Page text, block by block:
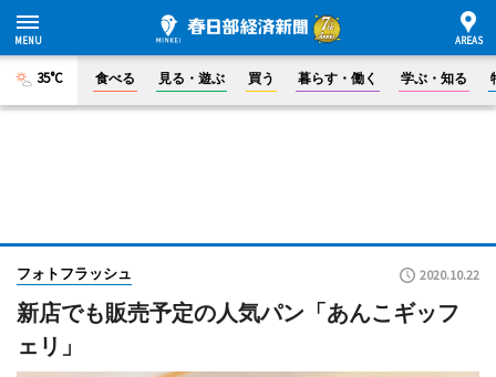
35°C 食べる 見る・遊ぶ 買う 暮らす・働く 学ぶ・知る
フォトフラッシュ 2020.10.22
新店でも販売予定の人気パン「あんこギッフ
ェリ」